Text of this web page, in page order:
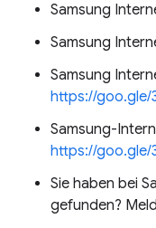
Samsung
Samsung
Samsung
https://goo.gle/
Samsung-
https://goo.gle/
Sie haben bei
gefunden?